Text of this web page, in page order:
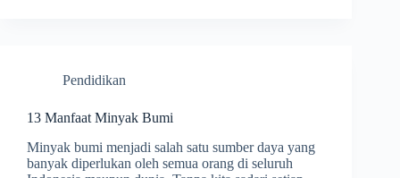
Pendidikan
13 Manfaat Minyak Bumi
Minyak bumi menjadi salah satu sumber daya yang
banyak diperlukan oleh semua orang di seluruh